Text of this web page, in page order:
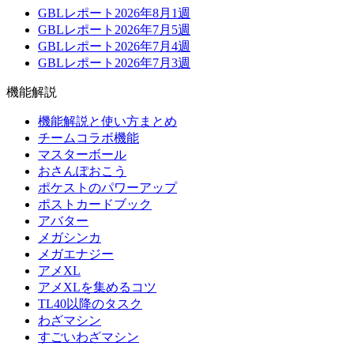
GBLレポート2026年8月1週
GBLレポート2026年7月5週
GBLレポート2026年7月4週
GBLレポート2026年7月3週
機能解説
機能解説と使い方まとめ
チームコラボ機能
マスターボール
おさんぽおこう
ポケストのパワーアップ
ポストカードブック
アバター
メガシンカ
メガエナジー
アメXL
アメXLを集めるコツ
TL40以降のタスク
わざマシン
すごいわざマシン